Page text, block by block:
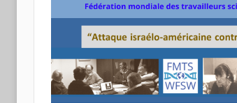
s
S
a
n
t
o